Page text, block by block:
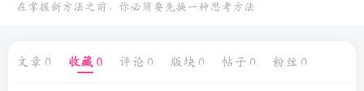
在掌握新方法之前，你必须要先换一种思考方法
文章 0 收藏 0 评论 0 版块 0 帖子 0 粉丝 0